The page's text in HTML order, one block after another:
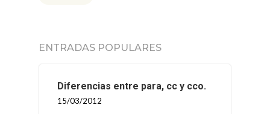
ENTRADAS POPULARES
Diferencias entre para, cc y cco.
15/03/2012